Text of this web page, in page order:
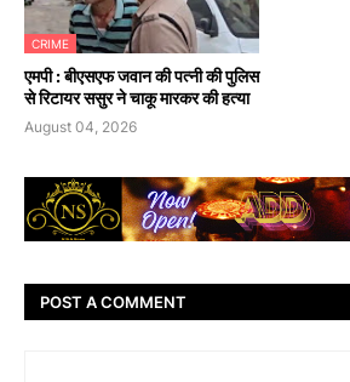
CRIME
एमपी : बीएसएफ जवान की पत्नी की पुलिस
से रिटायर ससुर ने चाकू मारकर की हत्या
August 04, 2026
POST A COMMENT